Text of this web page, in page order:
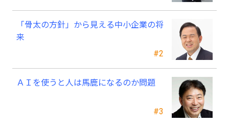
#2
「骨太の方針」から見える中小企業の将
来
#3
ＡＩを使うと人は馬鹿になるのか問題